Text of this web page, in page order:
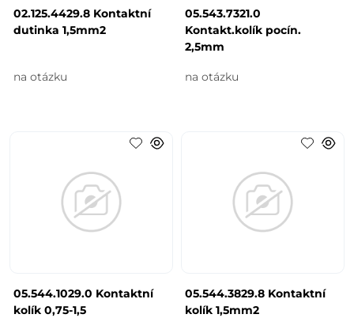
02.125.4429.8 Kontaktní
dutinka 1,5mm2
na otázku
05.543.7321.0
Kontakt.kolík pocín.
2,5mm
na otázku
05.544.1029.0 Kontaktní
kolík 0,75-1,5
05.544.3829.8 Kontaktní
kolík 1,5mm2